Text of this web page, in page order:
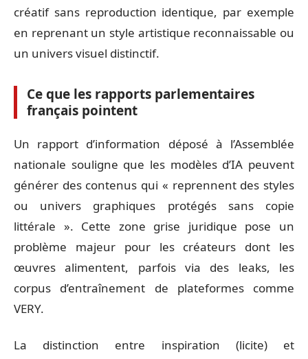
créatif sans reproduction identique, par exemple
en reprenant un style artistique reconnaissable ou
un univers visuel distinctif.
Ce que les rapports parlementaires
français pointent
Un rapport d’information déposé à l’Assemblée
nationale souligne que les modèles d’IA peuvent
générer des contenus qui « reprennent des styles
ou univers graphiques protégés sans copie
littérale ». Cette zone grise juridique pose un
problème majeur pour les créateurs dont les
œuvres alimentent, parfois via des leaks, les
corpus d’entraînement de plateformes comme
VERY.
La distinction entre inspiration (licite) et